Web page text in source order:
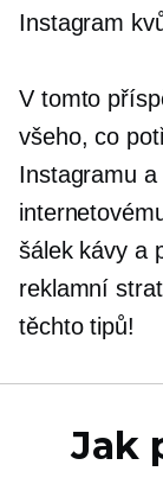
Instagram
V tomto
všeho, co
Instagramu
šálek kávy a
reklamní
těchto tipů!
Jak